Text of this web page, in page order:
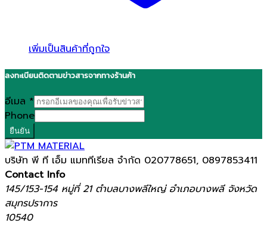
เพิ่มเป็นสินค้าที่ถูกใจ
ลงทะเบียนติดตามข่าวสารจากทางร้านค้า
อีเมล *
Phone
ยืนยัน
บริษัท พี ที เอ็ม แมททีเรียล จำกัด 020778651, 0897853411
Contact Info
145/153-154 หมู่ที่ 21 ตำบลบางพลีใหญ่ อำเภอบางพลี จังหวัด
สมุทรปราการ
10540